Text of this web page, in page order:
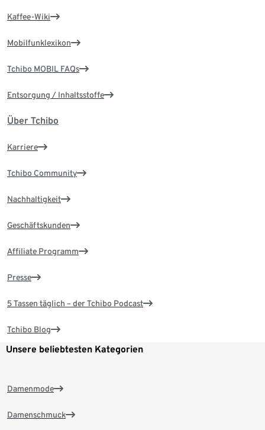
Kaffee-Wiki
Mobilfunklexikon
Tchibo MOBIL FAQs
Entsorgung / Inhaltsstoffe
Über Tchibo
Karriere
Tchibo Community
Nachhaltigkeit
Geschäftskunden
Affiliate Programm
Presse
5 Tassen täglich – der Tchibo Podcast
Tchibo Blog
Unsere beliebtesten Kategorien
Damenmode
Damenschmuck